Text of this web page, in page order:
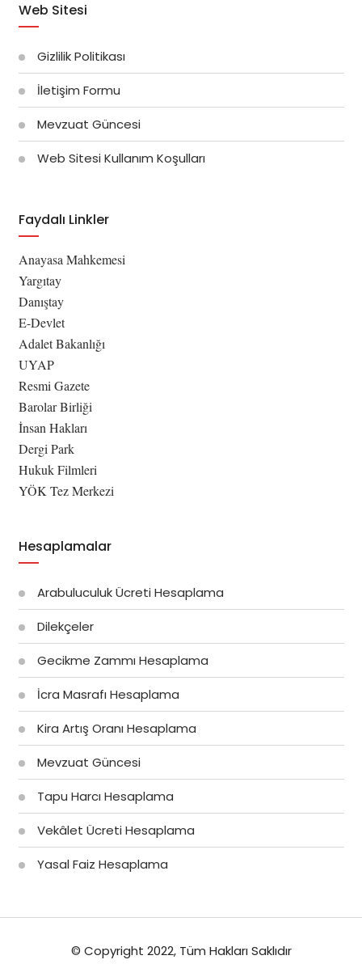
Web Sitesi
Gizlilik Politikası
İletişim Formu
Mevzuat Güncesi
Web Sitesi Kullanım Koşulları
Faydalı Linkler
Anayasa Mahkemesi
Yargıtay
Danıştay
E-Devlet
Adalet Bakanlığı
UYAP
Resmi Gazete
Barolar Birliği
İnsan Hakları
Dergi Park
Hukuk Filmleri
YÖK Tez Merkezi
Hesaplamalar
Arabuluculuk Ücreti Hesaplama
Dilekçeler
Gecikme Zammı Hesaplama
İcra Masrafı Hesaplama
Kira Artış Oranı Hesaplama
Mevzuat Güncesi
Tapu Harcı Hesaplama
Vekâlet Ücreti Hesaplama
Yasal Faiz Hesaplama
© Copyright 2022, Tüm Hakları Saklıdır